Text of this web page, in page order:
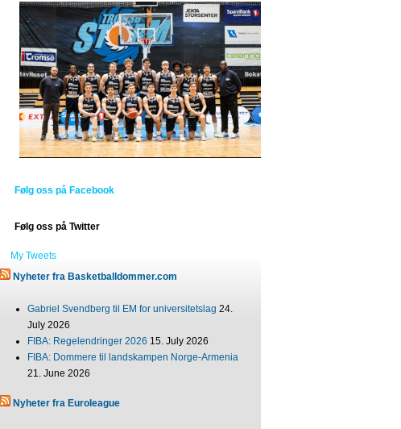
Følg oss på Facebook
Følg oss på Twitter
My Tweets
Nyheter fra Basketballdommer.com
Gabriel Svendberg til EM for universitetslag 24.
July 2026
FIBA: Regelendringer 2026 15. July 2026
FIBA: Dommere til landskampen Norge-Armenia
21. June 2026
Nyheter fra Euroleague